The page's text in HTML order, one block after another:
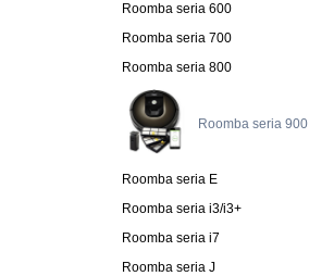
Roomba seria 600
Roomba seria 700
Roomba seria 800
Roomba seria 900
Roomba seria E
Roomba seria i3/i3+
Roomba seria i7
Roomba seria J